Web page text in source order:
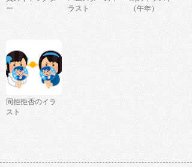
ー
ラスト
（午年）
同担拒否のイラ
スト